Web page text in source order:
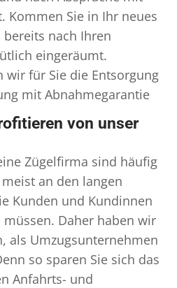
Kommen Sie in Ihr neues
bereits nach Ihren
eingeräumt.
wir für Sie die Entsorgung
mit Abnahmegarantie
von unser
Zügelfirma sind häufig
an den langen
Kunden und Kundinnen
Daher haben wir
als Umzugsunternehmen
so sparen Sie sich das
Anfahrts- und